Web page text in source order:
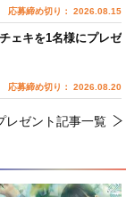
応募締め切り： 2026.08.15
ェキを1名様にプレゼ
応募締め切り： 2026.08.20
レゼント記事一覧